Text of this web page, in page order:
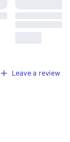
Leave a review